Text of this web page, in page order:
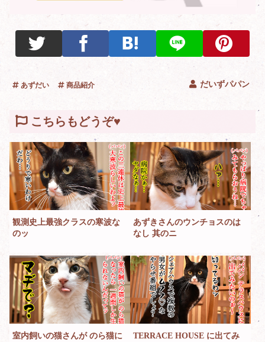
だいずパパン
あずだい 商品紹介
こちらもどうぞ♥
観測史上最強クラスの寒波な
のッ
あずきさんのウンチョスのは
なし 其のニ
室内飼いの猫さんが のら猫に TERRACE HOUSE に出てみ